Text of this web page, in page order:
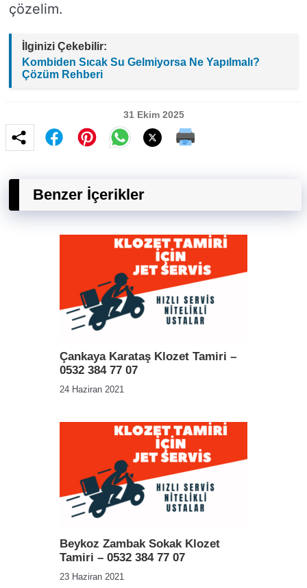
çözelim.
İlginizi Çekebilir:
Kombiden Sıcak Su Gelmiyorsa Ne Yapılmalı?
Çözüm Rehberi
31 Ekim 2025
Benzer İçerikler
Çankaya Karataş Klozet Tamiri –
0532 384 77 07
24 Haziran 2021
Beykoz Zambak Sokak Klozet
Tamiri – 0532 384 77 07
23 Haziran 2021